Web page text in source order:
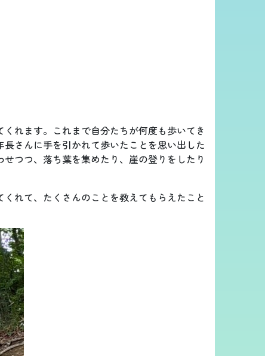
れます。これまで自分たちが何度も歩いてき
さんに手を引かれて歩いたことを思い出した
つつ、落ち葉を集めたり、崖の登りをしたり
れて、たくさんのことを教えてもらえたこと